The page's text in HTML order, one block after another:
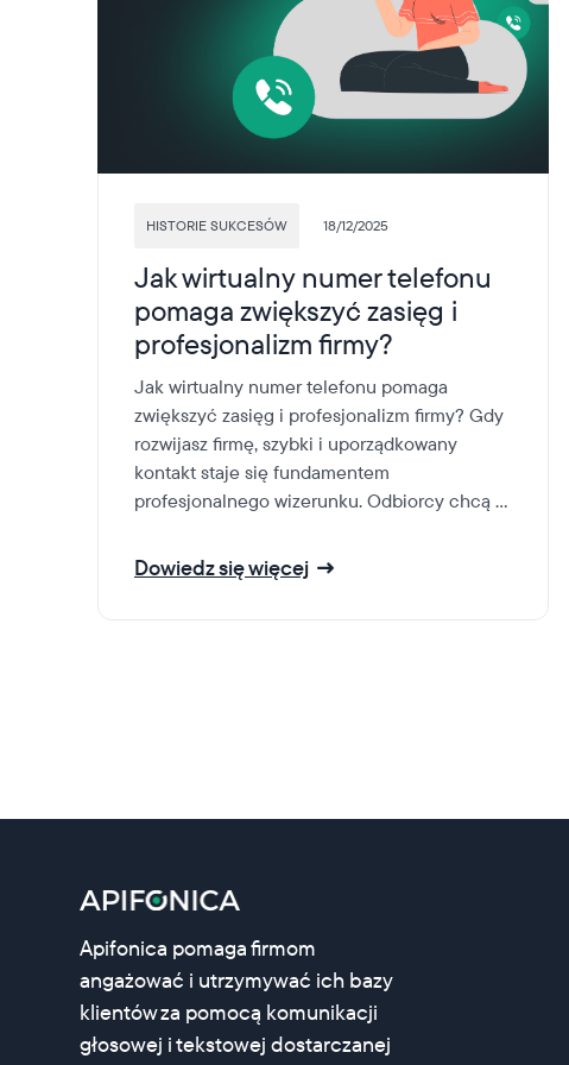
HISTORIE SUKCESÓW 18/12/2025
Jak wirtualny numer telefonu
pomaga zwiększyć zasięg i
profesjonalizm firmy?
Jak wirtualny numer telefonu pomaga
zwiększyć zasięg i profesjonalizm firmy? Gdy
rozwijasz firmę, szybki i uporządkowany
kontakt staje się fundamentem
profesjonalnego wizerunku. Odbiorcy chcą ...
Dowiedz się więcej
Apifonica pomaga firmom
angażować i utrzymywać ich bazy
klientów za pomocą komunikacji
głosowej i tekstowej dostarczanej